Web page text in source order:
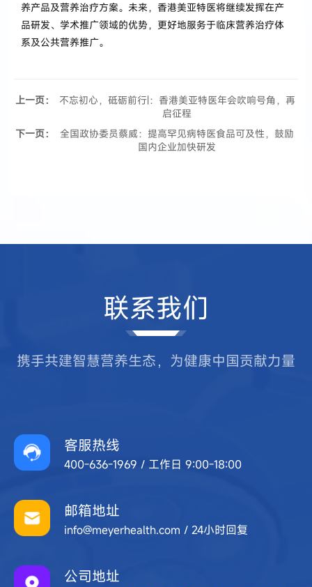
养产品及营养治疗方案。未来，香港美亚特医将继续发挥在产
品研发、学术推广领域的优势，更好地服务于临床营养治疗体
系及公共营养推广。
上一页：
不忘初心，砥砺前行|：香港美亚特医年会吹响号角，再
启征程
下一页：
全国政协委员蔡威：提高罕见病特医食品可及性，鼓励
国内企业加快研发
联系我们
携手共建智慧营养生态，为健康中国贡献力量
客服热线
400-636-1969 / 工作日 9:00-18:00
邮箱地址
info@meyerhealth.com / 24小时回复
公司地址